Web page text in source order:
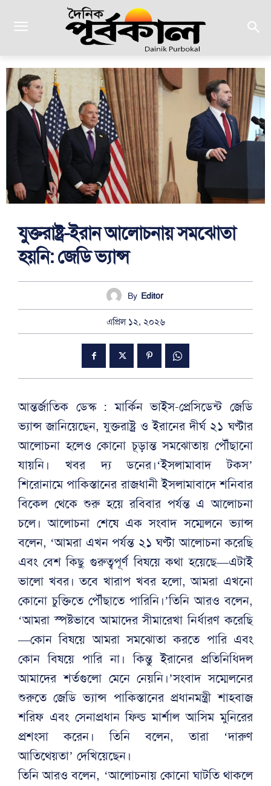
যুক্তরাষ্ট্র-ইরান আলোচনায় সমঝোতা
হয়নি: জেডি ভ্যান্স
By Editor
এপ্রিল ১২, ২০২৬
আন্তর্জাতিক ডেস্ক : মার্কিন ভাইস-প্রেসিডেন্ট জেডি
ভ্যান্স জানিয়েছেন, যুক্তরাষ্ট্র ও ইরানের দীর্ঘ ২১ ঘণ্টার
আলোচনা হলেও কোনো চূড়ান্ত সমঝোতায় পৌঁছানো
যায়নি। খবর দ্য ডনের।‘ইসলামাবাদ টকস’
শিরোনামে পাকিস্তানের রাজধানী ইসলামাবাদে শনিবার
বিকেল থেকে শুরু হয়ে রবিবার পর্যন্ত এ আলোচনা
চলে। আলোচনা শেষে এক সংবাদ সম্মেলনে ভ্যান্স
বলেন, ‘আমরা এখন পর্যন্ত ২১ ঘণ্টা আলোচনা করেছি
এবং বেশ কিছু গুরুত্বপূর্ণ বিষয়ে কথা হয়েছে—এটাই
ভালো খবর। তবে খারাপ খবর হলো, আমরা এখনো
কোনো চুক্তিতে পৌঁছাতে পারিনি।’তিনি আরও বলেন,
‘আমরা স্পষ্টভাবে আমাদের সীমারেখা নির্ধারণ করেছি
—কোন বিষয়ে আমরা সমঝোতা করতে পারি এবং
কোন বিষয়ে পারি না। কিন্তু ইরানের প্রতিনিধিদল
আমাদের শর্তগুলো মেনে নেয়নি।’সংবাদ সম্মেলনের
শুরুতে জেডি ভ্যান্স পাকিস্তানের প্রধানমন্ত্রী শাহবাজ
শরিফ এবং সেনাপ্রধান ফিল্ড মার্শাল আসিম মুনিরের
প্রশংসা করেন। তিনি বলেন, তারা ‘দারুণ
আতিথেয়তা’ দেখিয়েছেন।
তিনি আরও বলেন, ‘আলোচনায় কোনো ঘাটতি থাকলে